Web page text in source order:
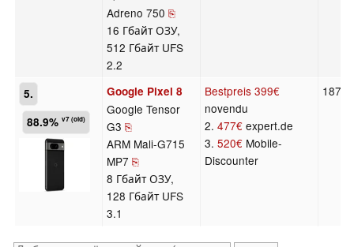
Adreno 750 ⎘
16 Гбайт ОЗУ,
512 Гбайт UFS
2.2
5.
88.9%v7 (old)
Google Pixel 8
Google Tensor
G3 ⎘
ARM Mali-G715
MP7 ⎘
8 Гбайт ОЗУ,
128 Гбайт UFS
3.1
Bestpreis 399€
novendu
2.477€ expert.de
3.520€ Mobile-
Discounter
187 г